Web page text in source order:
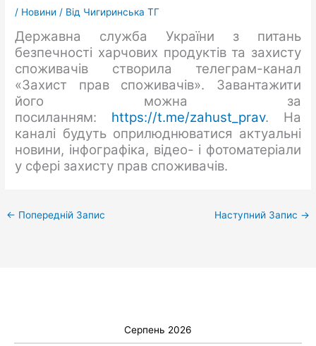
/ Новини / Від Чигиринська ТГ
Державна служба України з питань
безпечності харчових продуктів та захисту
споживачів створила телеграм-канал
«Захист прав споживачів». Завантажити
його можна за
посиланням: https://t.me/zahust_prav. На
каналі будуть оприлюднюватися актуальні
новини, інфографіка, відео- і фотоматеріали
у сфері захисту прав споживачів.
← Попередній Запис Наступний Запис →
Серпень 2026